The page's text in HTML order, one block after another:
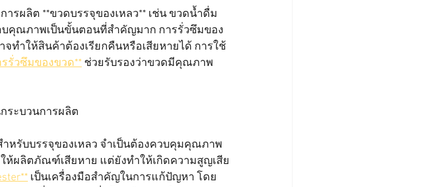
รผลิต **ขวดบรรจุของเหลว** เช่น ขวดน้ำดื่ม
คุณภาพเป็นขั้นตอนที่สำคัญมาก การรั่วซึมของ
ทำให้สินค้าต้องเรียกคืนหรือเสียหายได้ การใช้
รรั่วซึมของขวด** ช่วยรับรองว่าขวดมีคุณภาพ
ระบวนการผลิต
หรับบรรจุของเหลว จำเป็นต้องควบคุมคุณภาพ
ห้ผลิตภัณฑ์เสียหาย แต่ยังทำให้เกิดความสูญเสีย
เป็นเครื่องมือสำคัญในการแก้ปัญหา โดย